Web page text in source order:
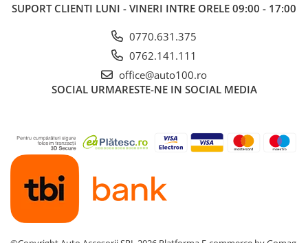
SUPORT CLIENTI LUNI - VINERI INTRE ORELE 09:00 - 17:00
0770.631.375
0762.141.111
office@auto100.ro
SOCIAL URMARESTE-NE IN SOCIAL MEDIA